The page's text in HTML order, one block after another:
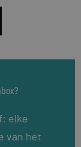
elke
van het